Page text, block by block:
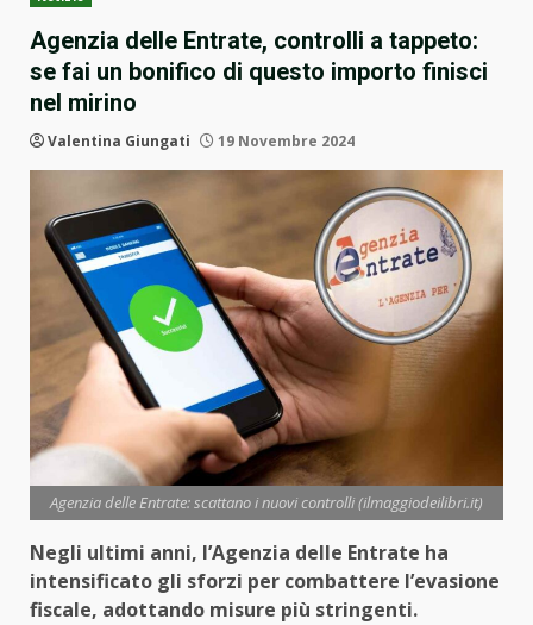
Agenzia delle Entrate, controlli a tappeto:
se fai un bonifico di questo importo finisci
nel mirino
Valentina Giungati 19 Novembre 2024
Agenzia delle Entrate: scattano i nuovi controlli (ilmaggiodeilibri.it)
Negli ultimi anni, l’Agenzia delle Entrate ha
intensificato gli sforzi per combattere l’evasione
fiscale, adottando misure più stringenti.